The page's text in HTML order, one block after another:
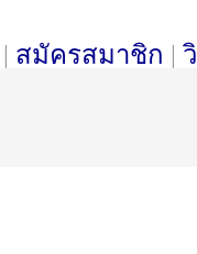
| สมัครสมาชิก |